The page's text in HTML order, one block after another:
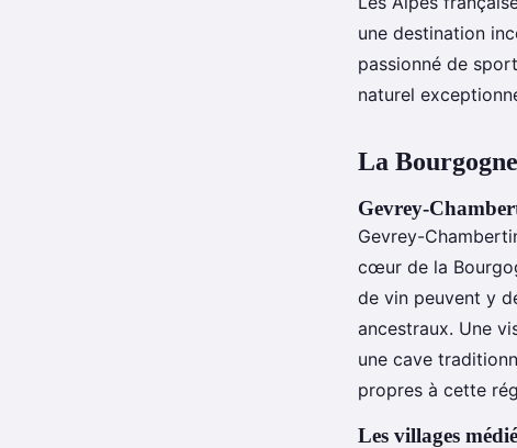
une destination
passionné de
naturel
La
Gevrey-
Gevrey-
cœur de la
de vin peuvent y
ancestraux. Une
une cave
propres à cette
Les villages